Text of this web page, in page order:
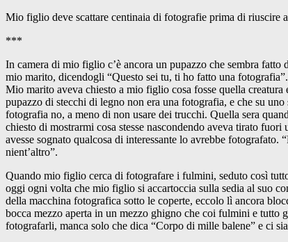
Mio figlio deve scattare centinaia di fotografie prima di riuscire
***
In camera di mio figlio c’è ancora un pupazzo che sembra
mio marito, dicendogli “Questo sei tu, ti ho fatto una
Mio marito aveva chiesto a mio figlio cosa fosse quella
pupazzo di stecchi di legno non era una fotografia, e che su
fotografia no, a meno di non usare dei trucchi. Quella sera
chiesto di mostrarmi cosa stesse nascondendo aveva tirato
avesse sognato qualcosa di interessante lo avrebbe
nient’altro”.
Quando mio figlio cerca di fotografare i fulmini, seduto così
oggi ogni volta che mio figlio si accartoccia sulla sedia al suo
della macchina fotografica sotto le coperte, eccolo lì ancora
bocca mezzo aperta in un mezzo ghigno che coi fulmini e tutto
fotografarli, manca solo che dica “Corpo di mille balene” e ci